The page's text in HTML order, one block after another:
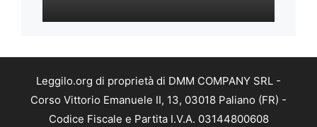
Leggilo.org di proprietà di DMM COMPANY SRL -
Corso Vittorio Emanuele II, 13, 03018 Paliano (FR) -
Codice Fiscale e Partita I.V.A. 03144800608